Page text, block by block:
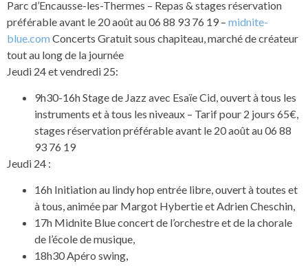
Parc d’Encausse-les-Thermes – Repas & stages réservation
préférable avant le 20 août au 06 88 93 76 19 – midnite-
blue.com Concerts Gratuit sous chapiteau, marché de créateur
tout au long de la journée
Jeudi 24 et vendredi 25:
9h30-16h Stage de Jazz avec Esaïe Cid, ouvert à tous les
instruments et à tous les niveaux – Tarif pour 2 jours 65€,
stages réservation préférable avant le 20 août au 06 88
93 76 19
Jeudi 24 :
16h Initiation au lindy hop entrée libre, ouvert à toutes et
à tous, animée par Margot Hybertie et Adrien Cheschin,
17h Midnite Blue concert de l’orchestre et de la chorale
de l’école de musique,
18h30 Apéro swing,